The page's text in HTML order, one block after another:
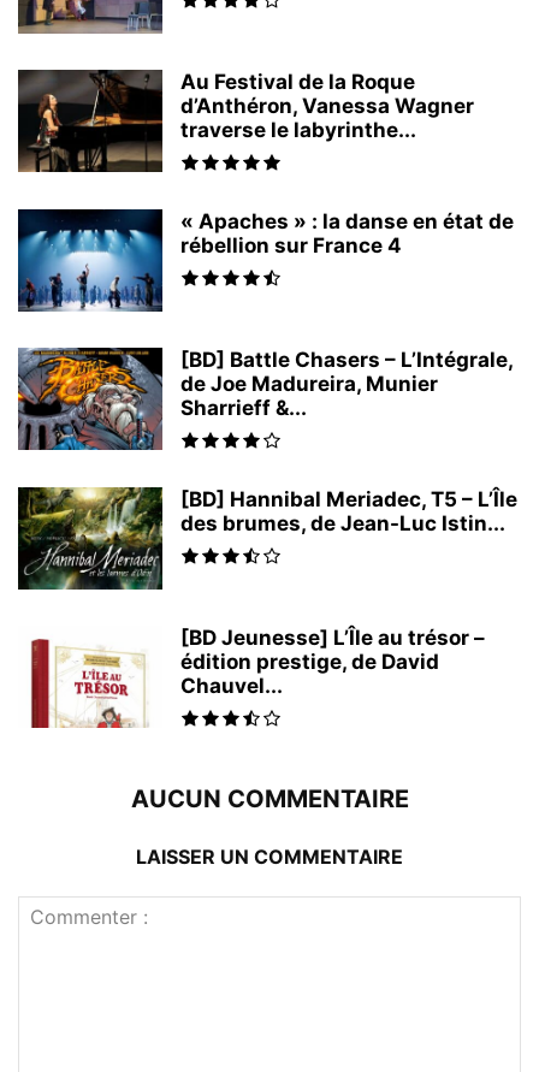
Au Festival de la Roque
d’Anthéron, Vanessa Wagner
traverse le labyrinthe...
« Apaches » : la danse en état de
rébellion sur France 4
[BD] Battle Chasers – L’Intégrale,
de Joe Madureira, Munier
Sharrieff &...
[BD] Hannibal Meriadec, T5 – L’Île
des brumes, de Jean-Luc Istin...
[BD Jeunesse] L’Île au trésor –
édition prestige, de David
Chauvel...
AUCUN COMMENTAIRE
LAISSER UN COMMENTAIRE